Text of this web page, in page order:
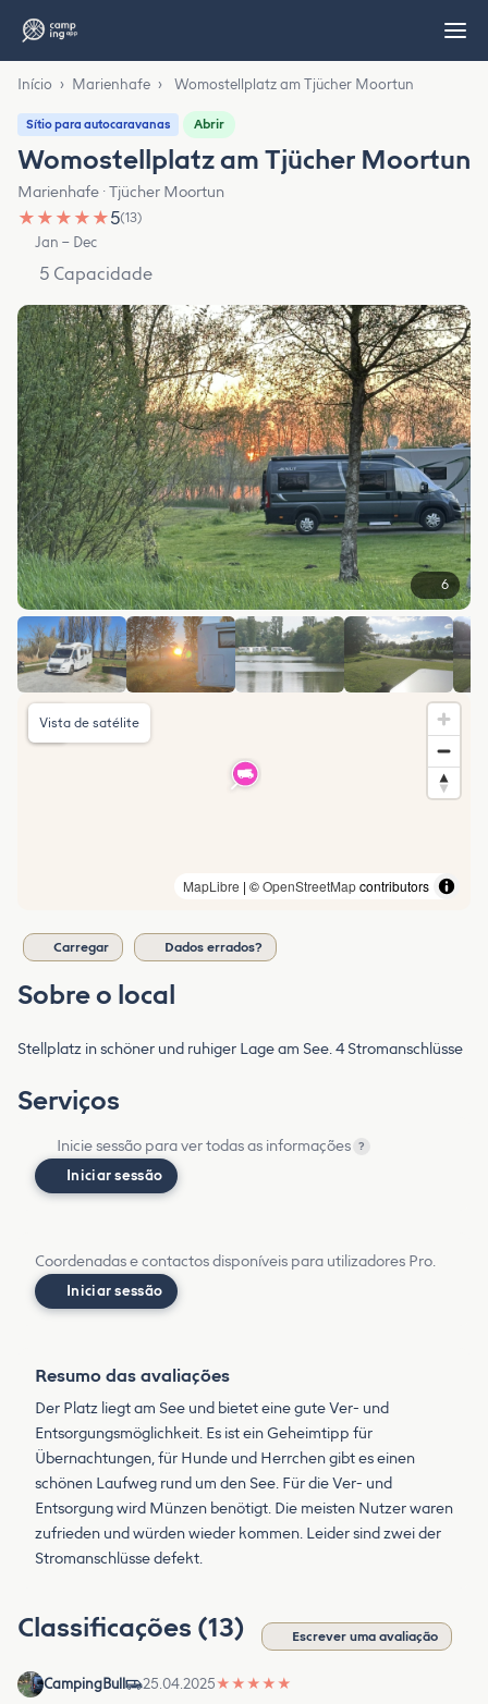
Início › Marienhafe › Womostellplatz am Tjücher Moortun
Sítio para autocaravanas Abrir
Womostellplatz am Tjücher Moortun
Marienhafe · Tjücher Moortun
★ ★ ★ ★ ★5(13)
Jan – Dec
5 Capacidade
6
MapLibre | ©OpenStreetMapcontributors
Vista de satélite
Carregar Dados errados?
Sobre o local
Stellplatz in schöner und ruhiger Lage am See. 4 Stromanschlüsse
Serviços
Inicie sessão para ver todas as informações ?
Iniciar sessão
Coordenadas e contactos disponíveis para utilizadores Pro.
Iniciar sessão
Resumo das avaliações
Der Platz liegt am See und bietet eine gute Ver- und
Entsorgungsmöglichkeit. Es ist ein Geheimtipp für
Übernachtungen, für Hunde und Herrchen gibt es einen
schönen Laufweg rund um den See. Für die Ver- und
Entsorgung wird Münzen benötigt. Die meisten Nutzer waren
zufrieden und würden wieder kommen. Leider sind zwei der
Stromanschlüsse defekt.
Classificações (13) Escrever uma avaliação
CampingBull 25.04.2025★ ★ ★ ★ ★